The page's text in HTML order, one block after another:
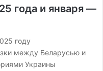
года и января —
году
между Беларусью и
Украины